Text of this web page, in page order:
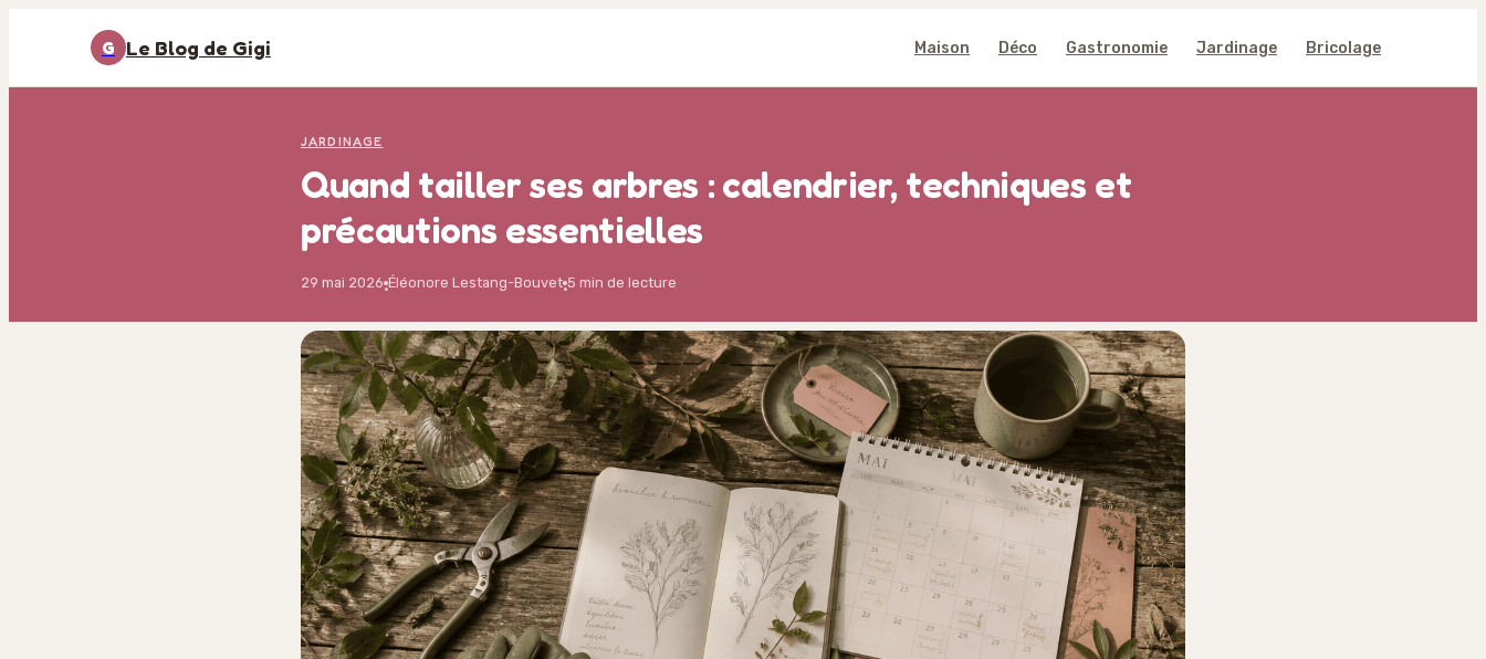
G Le Blog de Gigi Maison Déco Gastronomie Jardinage Bricolage
JARDINAGE
Quand tailler ses arbres : calendrier, techniques et
précautions essentielles
29 mai 2026·Éléonore Lestang-Bouvet·5 min de lecture